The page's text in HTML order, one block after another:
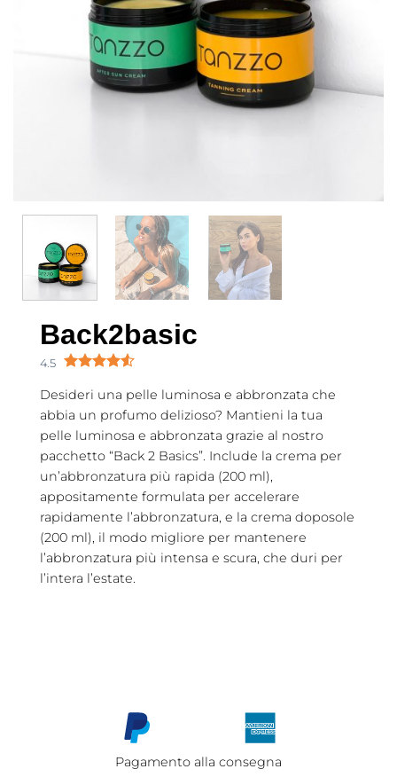
Back2basic
4.5
Desideri una pelle luminosa e abbronzata che
abbia un profumo delizioso? Mantieni la tua
pelle luminosa e abbronzata grazie al nostro
pacchetto “Back 2 Basics”. Include la crema per
un’abbronzatura più rapida (200 ml),
appositamente formulata per accelerare
rapidamente l’abbronzatura, e la crema doposole
(200 ml), il modo migliore per mantenere
l’abbronzatura più intensa e scura, che duri per
l’intera l’estate.
Pagamento alla consegna